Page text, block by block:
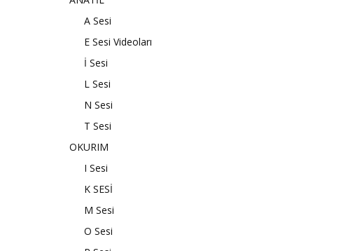
A Sesi
E Sesi Videoları
İ Sesi
L Sesi
N Sesi
T Sesi
OKURIM
I Sesi
K SESİ
M Sesi
O Sesi